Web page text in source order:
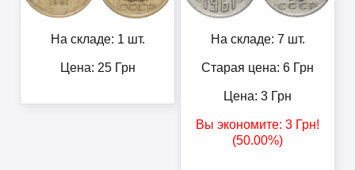
На складе: 1 шт.
Цена: 25Грн
На складе: 7 шт.
Старая цена: 6 Грн
Цена: 3 Грн
Вы экономите: 3 Грн!
(50.00%)